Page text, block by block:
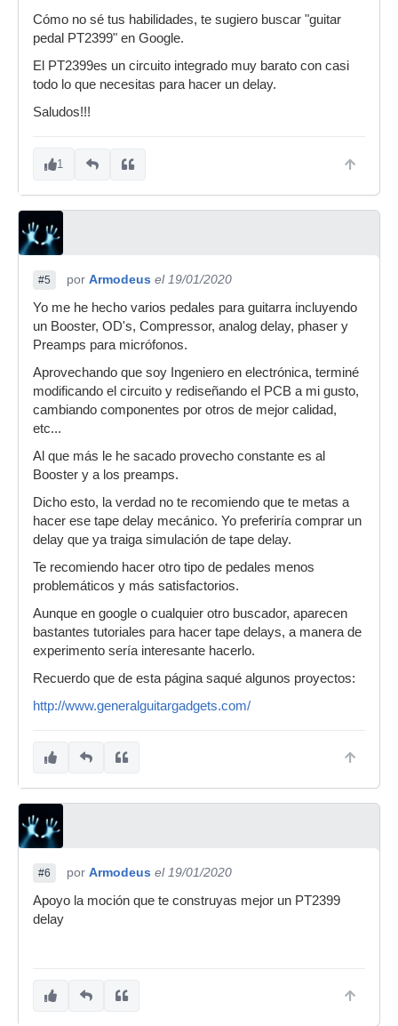
Cómo no sé tus habilidades, te sugiero buscar "guitar
pedal PT2399" en Google.
El PT2399es un circuito integrado muy barato con casi
todo lo que necesitas para hacer un delay.
Saludos!!!
1
#5 por Armodeus el 19/01/2020
Yo me he hecho varios pedales para guitarra incluyendo
un Booster, OD's, Compressor, analog delay, phaser y
Preamps para micrófonos.
Aprovechando que soy Ingeniero en electrónica, terminé
modificando el circuito y rediseñando el PCB a mi gusto,
cambiando componentes por otros de mejor calidad,
etc...
Al que más le he sacado provecho constante es al
Booster y a los preamps.
Dicho esto, la verdad no te recomiendo que te metas a
hacer ese tape delay mecánico. Yo preferiría comprar un
delay que ya traiga simulación de tape delay.
Te recomiendo hacer otro tipo de pedales menos
problemáticos y más satisfactorios.
Aunque en google o cualquier otro buscador, aparecen
bastantes tutoriales para hacer tape delays, a manera de
experimento sería interesante hacerlo.
Recuerdo que de esta página saqué algunos proyectos:
http://www.generalguitargadgets.com/
#6 por Armodeus el 19/01/2020
Apoyo la moción que te construyas mejor un PT2399
delay